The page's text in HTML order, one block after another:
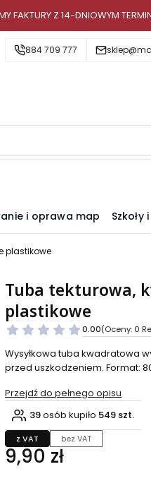
FAKTURY Z 14-DNIOWYM
884 709 777
i oprawa map
plastikowe
Tuba tekturowa,
plastikowe
0.00(Oceny: 0
Wysyłkowa tuba kwadratowa
przed uszkodzeniem. Format:
Przejdź do pełnego opisu
39osób kupiło 549 szt.
z VAT bez VAT
Cena
9,90 zł